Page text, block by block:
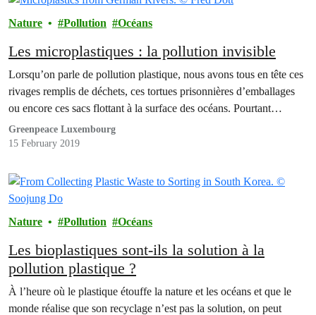
Nature Pollution Océans
Les microplastiques : la pollution invisible
Lorsqu’on parle de pollution plastique, nous avons tous en tête ces
rivages remplis de déchets, ces tortues prisonnières d’emballages
ou encore ces sacs flottant à la surface des océans. Pourtant…
Greenpeace Luxembourg
15 February 2019
Nature Pollution Océans
Les bioplastiques sont-ils la solution à la
pollution plastique ?
À l’heure où le plastique étouffe la nature et les océans et que le
monde réalise que son recyclage n’est pas la solution, on peut